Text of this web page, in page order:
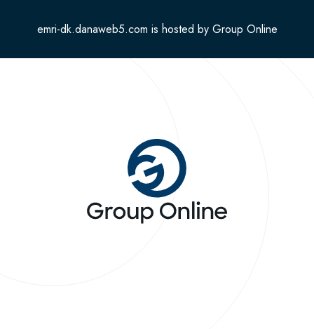
emri-dk.danaweb5.com is hosted by Group Online